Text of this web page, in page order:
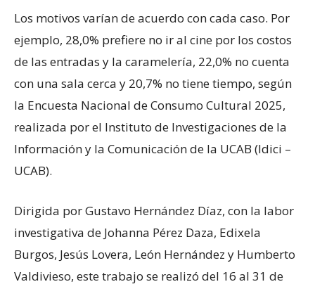
Los motivos varían de acuerdo con cada caso. Por
ejemplo, 28,0% prefiere no ir al cine por los costos
de las entradas y la caramelería, 22,0% no cuenta
con una sala cerca y 20,7% no tiene tiempo, según
la Encuesta Nacional de Consumo Cultural 2025,
realizada por el Instituto de Investigaciones de la
Información y la Comunicación de la UCAB (Idici –
UCAB).
Dirigida por Gustavo Hernández Díaz, con la labor
investigativa de Johanna Pérez Daza, Edixela
Burgos, Jesús Lovera, León Hernández y Humberto
Valdivieso, este trabajo se realizó del 16 al 31 de